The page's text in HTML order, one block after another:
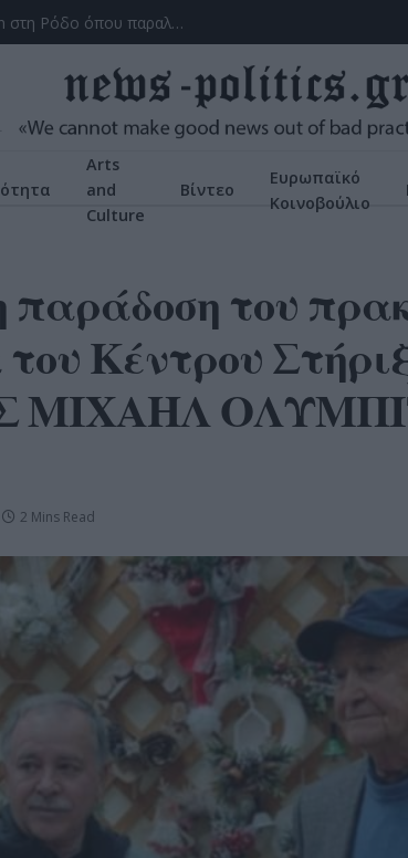
Το ατύχημα του Ρόμπερτ Πλαντ, των Led Zeppelin στη Ρόδο όπου παραλίγο να χάσει τη γυναίκα του (video)
Arts
and
Culture
Βίντεο
Ευρωπαϊκό
Κοινοβούλιο
παράδοση του
Κέντρου
ΜΙΧΑΗΛ
2 Mins Read